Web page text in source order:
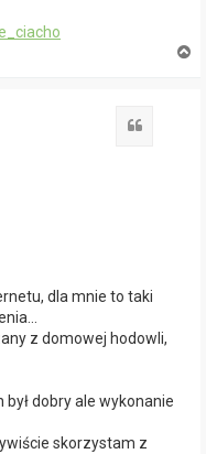
dla mnie to taki
z domowej hodowli,
dobry ale wykonanie
skorzystam z